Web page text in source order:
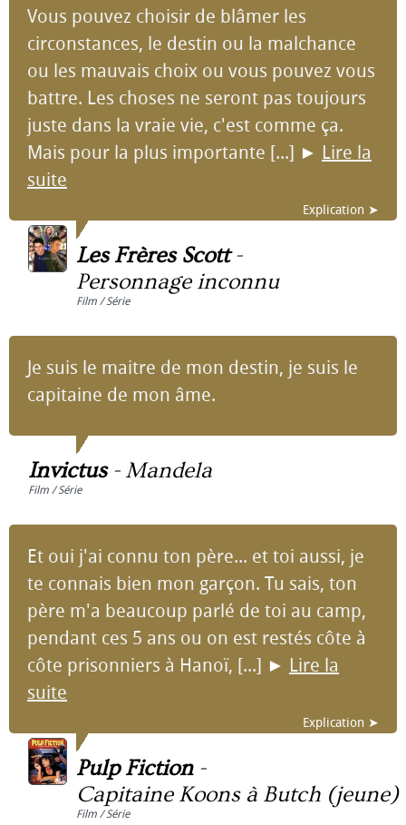
Vous pouvez choisir de blâmer les
circonstances, le destin ou la malchance
ou les mauvais choix ou vous pouvez vous
battre. Les choses ne seront pas toujours
juste dans la vraie vie, c'est comme ça.
Mais pour la plus importante [...] ► Lire la
suite
Explication ➤
Les Frères Scott-
Personnage inconnu
Film / Série
Je suis le maitre de mon destin, je suis le
capitaine de mon âme.
Invictus- Mandela
Film / Série
Et oui j'ai connu ton père... et toi aussi, je
te connais bien mon garçon. Tu sais, ton
père m'a beaucoup parlé de toi au camp,
pendant ces 5 ans ou on est restés côte à
côte prisonniers à Hanoï, [...] ► Lire la
suite
Explication ➤
Pulp Fiction-
Capitaine Koons à Butch (jeune)
Film / Série